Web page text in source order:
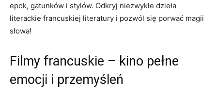
‍epok, gatunków i stylów. Odkryj‍ niezwykłe dzieła
literackie francuskiej literatury i pozwól się porwać magii⁤
słowa!
Filmy francuskie – kino pełne
emocji i przemyśleń